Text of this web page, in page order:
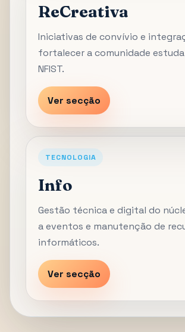
ReCreativa
Iniciativas de convívio e
fortalecer a comunidade
NFIST.
Ver secção
TECNOLOGIA
Info
Gestão técnica e digital do
a eventos e manutenção de
informáticos.
Ver secção